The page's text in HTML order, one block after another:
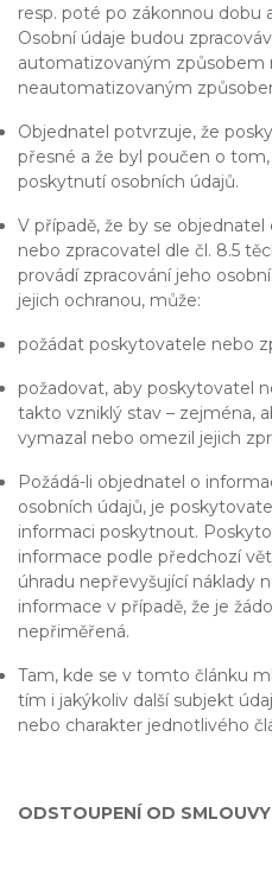
resp. poté po zákonnou dobu
Osobní údaje budou
automatizovaným způsobem
neautomatizovaným
Objednatel potvrzuje, že
přesné a že byl poučen o
poskytnutí osobních údajů.
V případě, že by se
nebo zpracovatel dle čl. 8.5
provádí zpracování jeho
jejich ochranou, může:
požádat poskytovatele nebo
požadovat, aby poskytovatel
takto vzniklý stav – zejména,
vymazal nebo omezil jejich
Požádá-li objednatel o
osobních údajů, je
informaci poskytnout.
informace podle předchozí
úhradu nepřevyšující náklady
informace v případě, že je
nepřiměřená.
Tam, kde se v tomto článku
tím i jakýkoliv další subjekt
nebo charakter jednotlivého
ODSTOUPENÍ OD